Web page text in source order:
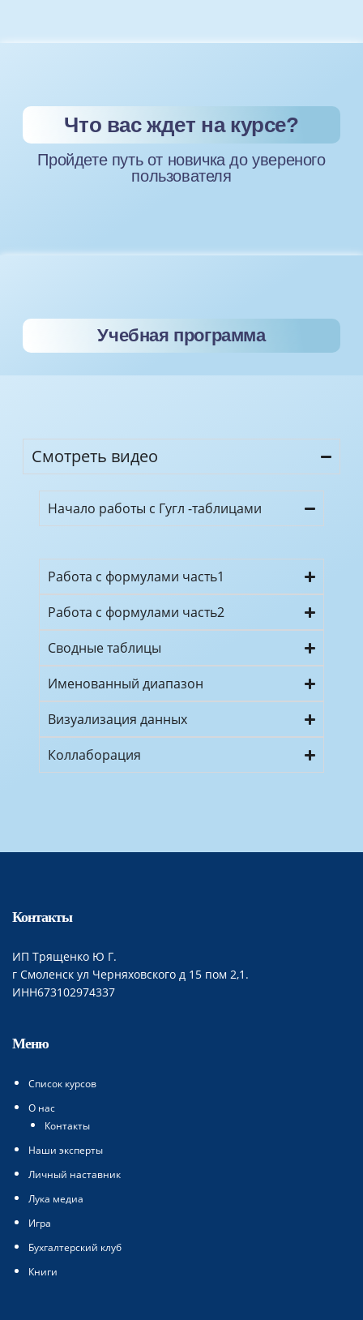
Что вас ждет на курсе?
Пройдете путь от новичка до увереного
пользователя
Учебная программа
Смотреть видео
Начало работы с Гугл -таблицами
Работа с формулами часть1
Работа с формулами часть2
Сводные таблицы
Именованный диапазон
Визуализация данных
Коллаборация
Контакты
ИП Трященко Ю Г.
г Смоленск ул Черняховского д 15 пом 2,1.
ИНН673102974337
Меню
Список курсов
О нас
Контакты
Наши эксперты
Личный наставник
Лука медиа
Игра
Бухгалтерский клуб
Книги